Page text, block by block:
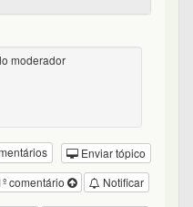
moderador
Enviar tópico
Notificar
comentário